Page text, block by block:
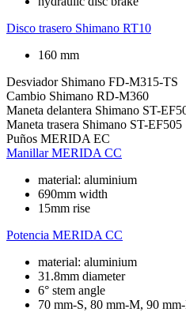
Disco trasero Shimano RT10
160 mm
Desviador Shimano FD-M315-TS
Cambio Shimano RD-M360
Maneta delantera Shimano ST-
Maneta trasera Shimano ST-EF505
Puños MERIDA EC
Manillar MERIDA CC
material: aluminium
690mm width
15mm rise
Potencia MERIDA CC
material: aluminium
31.8mm diameter
6° stem angle
70 mm-S, 80 mm-M, 90